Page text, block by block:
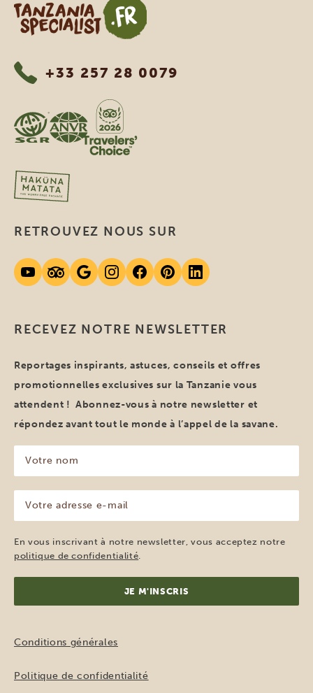
+33 257 28 0079
RECEVEZ NOTRE NEWSLETTER
Reportages inspirants, astuces, conseils et offres
promotionnelles exclusives sur la Tanzanie vous
attendent ! Abonnez-vous à notre newsletter et
répondez avant tout le monde à l’appel de la savane.
nom
(Nécessaire)
adresse
e-
mail
(Nécessaire)
En vous inscrivant à notre newsletter, vous acceptez notre
politique de confidentialité.
RETROUVEZ NOUS SUR
Conditions générales
Politique de confidentialité